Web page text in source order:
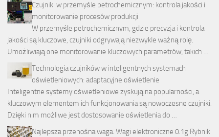
Czujniki w przemyśle petrochemicznym: kontrola jakości i
monitorowanie procesów produkcji
W przemyśle petrochemicznym, gdzie precyzja i kontrola
jakości są kluczowe, czujniki odgrywają niezwykle ważną rolę.
Umożliwiają one monitorowanie kluczowych parametrów, takich …
Technologia czujników w inteligentnych systemach
oświetleniowych: adaptacyjne oświetlenie
Inteligentne systemy oświetleniowe zyskują na popularności, a
kluczowym elementem ich funkcjonowania są nowoczesne czujniki.
Dzięki nim możliwe jest dostosowanie oświetlenia do …
Najlepsza przenośna waga. Wagi elektroniczne 0.1g Rybnik